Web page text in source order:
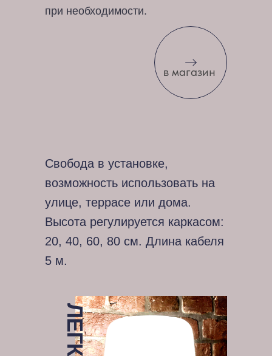
в магазин
при необходимости.
Свобода в установке,
возможность использовать на
улице, террасе или дома.
Высота регулируется каркасом:
20, 40, 60, 80 см. Длина кабеля
5 м.